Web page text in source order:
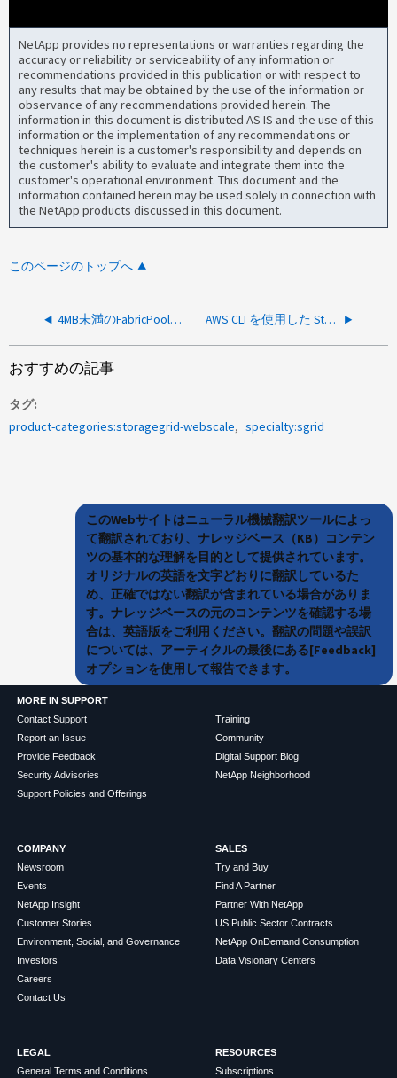
NetApp provides no representations or warranties regarding the
accuracy or reliability or serviceability of any information or
recommendations provided in this publication or with respect to
any results that may be obtained by the use of the information or
observance of any recommendations provided herein. The
information in this document is distributed AS IS and the use of this
information or the implementation of any recommendations or
techniques herein is a customer's responsibility and depends on
the customer's ability to evaluate and integrate them into the
customer's operational environment. This document and the
information contained herein may be used solely in connection with
the NetApp products discussed in this document.
このページのトップへ
4MB未満のFabricPoolオブジェクトを使用したStorageGRID AWS CLI を使用した StorageGrid S3 アップロードが失敗し、次の応答が返されました: 不正なアルゴリズムのチェックサム
おすすめの記事
タグ
product-categories:storagegrid-webscale
specialty:sgrid
このWebサイトはニューラル機械翻訳ツールによっ
て翻訳されており、ナレッジベース（KB）コンテン
ツの基本的な理解を目的として提供されています。
オリジナルの英語を文字どおりに翻訳しているた
め、正確ではない翻訳が含まれている場合がありま
す。ナレッジベースの元のコンテンツを確認する場
合は、英語版をご利用ください。翻訳の問題や誤訳
については、アーティクルの最後にある[Feedback]
オプションを使用して報告できます。
MORE IN SUPPORT
Contact Support
Report an Issue
Provide Feedback
Security Advisories
Support Policies and Offerings
Training
Community
Digital Support Blog
NetApp Neighborhood
COMPANY
Newsroom
Events
NetApp Insight
Customer Stories
Environment, Social, and Governance
Investors
Careers
Contact Us
SALES
Try and Buy
Find A Partner
Partner With NetApp
US Public Sector Contracts
NetApp OnDemand Consumption
Data Visionary Centers
LEGAL
General Terms and Conditions
RESOURCES
Subscriptions